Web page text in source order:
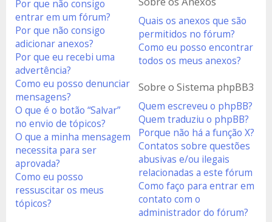
Por que não consigo
entrar em um fórum?
Por que não consigo
adicionar anexos?
Por que eu recebi uma
advertência?
Como eu posso denunciar
mensagens?
O que é o botão “Salvar”
no envio de tópicos?
O que a minha mensagem
necessita para ser
aprovada?
Como eu posso
ressuscitar os meus
tópicos?
Quais os anexos que são
permitidos no fórum?
Como eu posso encontrar
todos os meus anexos?
Sobre o Sistema phpBB3
Quem escreveu o phpBB?
Quem traduziu o phpBB?
Porque não há a função X?
Contatos sobre questões
abusivas e/ou ilegais
relacionadas a este fórum
Como faço para entrar em
contato com o
administrador do fórum?